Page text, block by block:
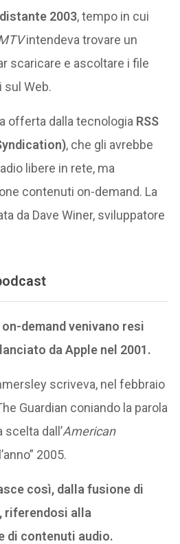
2003, tempo in cui
intendeva trovare un
scaricare e ascoltare i file
sul Web.
offerta dalla tecnologia RSS
, che gli avrebbe
libere in rete, ma
contenuti on-demand. La
da Dave Winer, sviluppatore
demand venivano resi
da Apple nel 2001.
scriveva, nel febbraio
Guardian coniando la parola
scelta dall’American
2005.
così, dalla fusione di
riferendosi alla
di contenuti audio.